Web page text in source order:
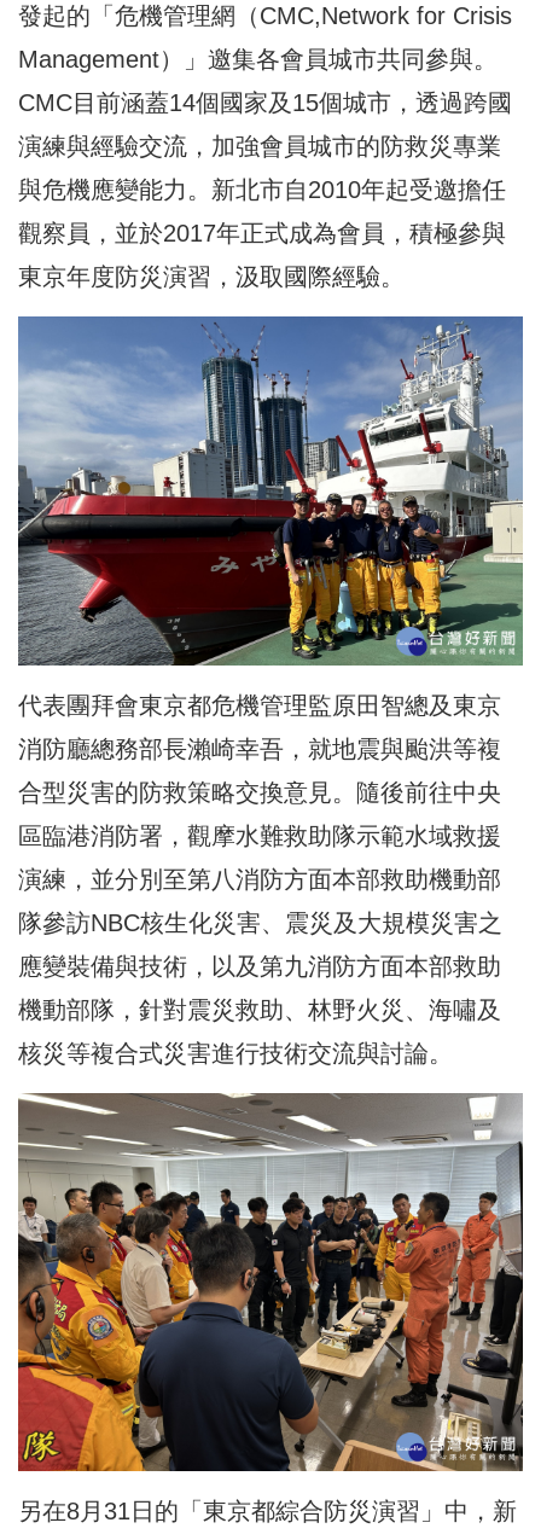
發起的「危機管理網（CMC,Network for Crisis
Management）」邀集各會員城市共同參與。
CMC目前涵蓋14個國家及15個城市，透過跨國
演練與經驗交流，加強會員城市的防救災專業
與危機應變能力。新北市自2010年起受邀擔任
觀察員，並於2017年正式成為會員，積極參與
東京年度防災演習， 汲取國際經驗。
代表團拜會東京都危機管理監原田智總及東京
消防廳總務部長瀨崎幸吾，就地震與颱洪等複
合型災害的防救策略交換意見。隨後前往中央
區臨港消防署，觀摩水難救助隊示範水域救援
演練，並分別至第八消防方面本部救助機動部
隊參訪NBC核生化災害、震災及大規模災害之
應變裝備與技術，以及第九消防方面本部救助
機動部隊，針對震災救助、林野火災、海嘯及
核災等複合式災害進行技術交流與討論。
另在8月31日的「東京都綜合防災演習」中，新